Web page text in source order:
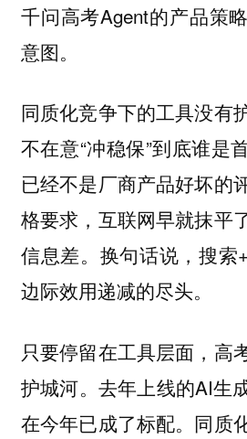
千问高考Agent的产品策
意图。
同质化竞争下的工具没有
不在意“冲稳保”到底谁是
已经不是厂商产品好坏的
格要求，互联网早就抹平
信息差。换句话说，搜索
边际效用递减的尽头。
只要停留在工具层面，高
护城河。去年上线的AI生
在今年已成了标配。同质